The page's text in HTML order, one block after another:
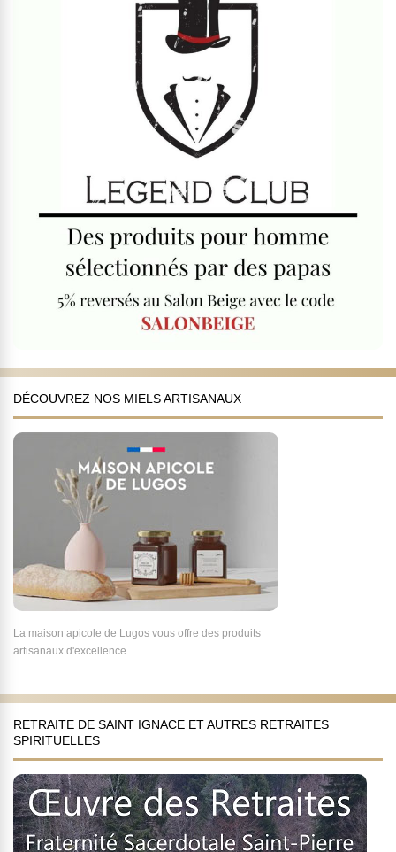
DÉCOUVREZ NOS MIELS ARTISANAUX
La maison apicole de Lugos vous offre des produits
artisanaux d'excellence.
RETRAITE DE SAINT IGNACE ET AUTRES RETRAITES
SPIRITUELLES